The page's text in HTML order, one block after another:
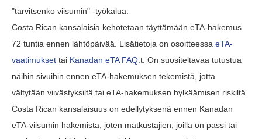
"tarvitsenko viisumin" -työkalua.
Costa Rican kansalaisia kehotetaan täyttämään eTA-hakemus
72 tuntia ennen lähtöpäivää. Lisätietoja on osoitteessa eTA-
vaatimukset tai Kanadan eTA FAQ:t. On suositeltavaa tutustua
näihin sivuihin ennen eTA-hakemuksen tekemistä, jotta
vältytään viivästyksiltä tai eTA-hakemuksen hylkäämisen riskiltä.
Costa Rican kansalaisuus on edellytyksenä ennen Kanadan
eTA-viisumin hakemista, joten matkustajien, joilla on passi tai